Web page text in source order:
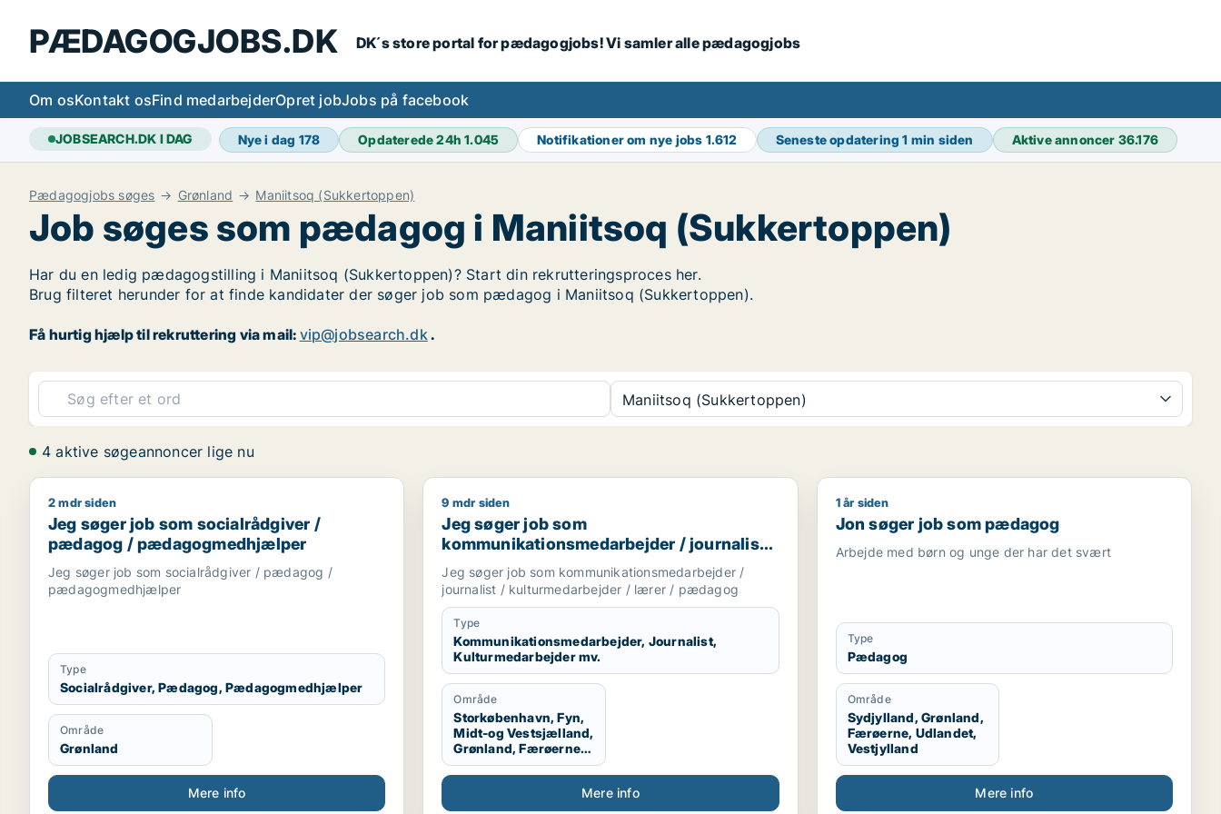
PÆDAGOGJOBS.DK DK´s store portal for pædagogjobs! Vi samler alle pædagogjobs
Om osKontakt osFind medarbejderOpret jobJobs på facebook
JOBSEARCH.DK I DAG Nye i dag 178 Opdaterede 24h1.045 Notifikationer om nye jobs 1.612 Seneste opdatering1 min siden Aktive annoncer 36.176
Pædagogjobs søges Grønland Maniitsoq (Sukkertoppen)
Job søges som pædagog i Maniitsoq (Sukkertoppen)
Har du en ledig pædagogstilling i Maniitsoq (Sukkertoppen)? Start din rekrutteringsproces her.
Brug filteret herunder for at finde kandidater der søger job som pædagog i Maniitsoq (Sukkertoppen).
Få hurtig hjælp til rekruttering via mail: vip@jobsearch.dk.
Maniitsoq (Sukkertoppen)
4 aktive søgeannoncer lige nu
Jeg søger job som socialrådgiver / pædagog / pædagogmedhjælper
2 mdr siden
Jeg søger job som socialrådgiver /
pædagog / pædagogmedhjælper
Jeg søger job som socialrådgiver / pædagog /
pædagogmedhjælper
Type
Socialrådgiver, Pædagog, Pædagogmedhjælper
Område
Grønland
Mere info
Jeg søger job som kommunikationsmedarbejder / journalist / kulturmedarbejder / lærer / pædagog
9 mdr siden
Jeg søger job som
kommunikationsmedarbejder / journalist /
kulturmedarbejder / lærer / pædagog
Jeg søger job som kommunikationsmedarbejder /
journalist / kulturmedarbejder / lærer / pædagog
Type
Kommunikationsmedarbejder, Journalist,
Kulturmedarbejder mv.
Område
Storkøbenhavn, Fyn,
Midt-og Vestsjælland,
Grønland, Færøerne,
Udlandet
Mere info
Jon søger job som pædagog
1 år siden
Jon søger job som pædagog
Arbejde med børn og unge der har det svært
Type
Pædagog
Område
Sydjylland, Grønland,
Færøerne, Udlandet,
Vestjylland
Mere info